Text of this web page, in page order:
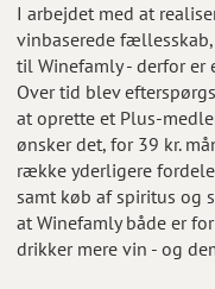
I arbejdet med at
vinbaserede
til Winefamly - derfor er
Over tid blev
at oprette et Plus-
ønsker det, for 39 kr.
række yderligere
samt køb af spiritus og
at Winefamly både er
drikker mere vin - og